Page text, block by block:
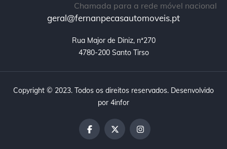
Chamada para a rede móvel nacional
geral@fernanpecasautomoveis.pt
Rua Major de Diniz, nª270
4780-200 Santo Tirso
Copyright © 2023. Todos os direitos reservados. Desenvolvido
por 4infor